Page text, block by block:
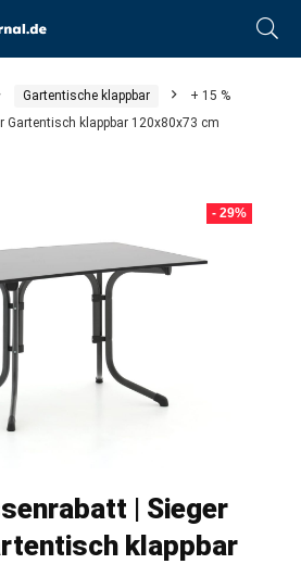
Gartentische klappbar
+ 15 %
Gartentisch klappbar 120x80x73 cm
- 29%
| Sieger
klappbar